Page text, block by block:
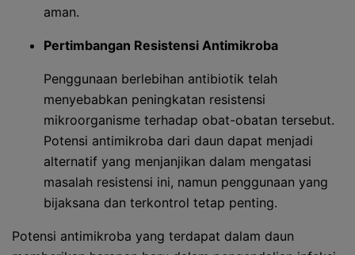
aman.
Pertimbangan Resistensi Antimikroba
Penggunaan berlebihan antibiotik telah
menyebabkan peningkatan resistensi
mikroorganisme terhadap obat-obatan tersebut.
Potensi antimikroba dari daun dapat menjadi
alternatif yang menjanjikan dalam mengatasi
masalah resistensi ini, namun penggunaan yang
bijaksana dan terkontrol tetap penting.
Potensi antimikroba yang terdapat dalam daun